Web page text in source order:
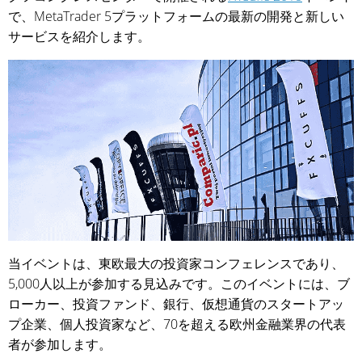
で、MetaTrader 5プラットフォームの最新の開発と新しい
サービスを紹介します。
当イベントは、東欧最大の投資家コンフェレンスであり、
5,000人以上が参加する見込みです。このイベントには、ブ
ローカー、投資ファンド、銀行、仮想通貨のスタートアッ
プ企業、個人投資家など、70を超える欧州金融業界の代表
者が参加します。